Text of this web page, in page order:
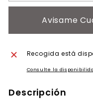
Avisame
Recogida está
Consulte la
Descripción